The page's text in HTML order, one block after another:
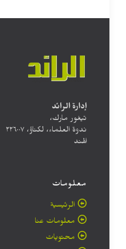
إدارة الرائد
تيغور مارك،
ندوة العلماء، لكناؤ، ۲۲٦۰۰۷
الهند
معلومات
الرئيسية
معلومات عنا
محتويات